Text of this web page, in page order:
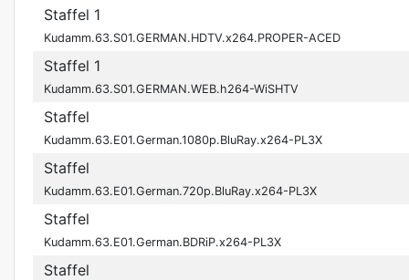
Staffel 1
Kudamm.63.S01.GERMAN.HDTV.x264.PROPER-ACED
Staffel 1
Kudamm.63.S01.GERMAN.WEB.h264-WiSHTV
Staffel
Kudamm.63.E01.German.1080p.BluRay.x264-PL3X
Staffel
Kudamm.63.E01.German.720p.BluRay.x264-PL3X
Staffel
Kudamm.63.E01.German.BDRiP.x264-PL3X
Staffel